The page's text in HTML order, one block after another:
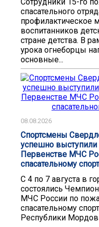
спасательного
профилактическое
воспитанников
стране детства. В
урока огнеборцы
основные...
08.08.2026
Спортсмены
успешно выступили
Первенстве МЧС
спасательному
С 4 по 7 августа в
состоялись
МЧС России по
спасательному
Республики